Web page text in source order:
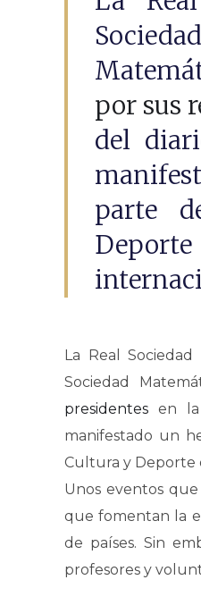
por sus
del
parte
La Real
Sociedad
presidentes en la
manifestado un
Cultura y Deporte
Unos eventos
que fomentan la
de países. Sin
profesores y